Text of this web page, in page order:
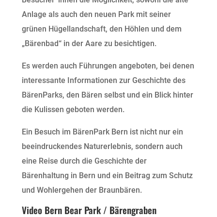
Anlage als auch den neuen Park mit seiner
grünen Hügellandschaft, den Höhlen und dem
„Bärenbad“ in der Aare zu besichtigen.
Es werden auch Führungen angeboten, bei denen
interessante Informationen zur Geschichte des
BärenParks, den Bären selbst und ein Blick hinter
die Kulissen geboten werden.
Ein Besuch im BärenPark Bern ist nicht nur ein
beeindruckendes Naturerlebnis, sondern auch
eine Reise durch die Geschichte der
Bärenhaltung in Bern und ein Beitrag zum Schutz
und Wohlergehen der Braunbären.
Video Bern Bear Park / Bärengraben